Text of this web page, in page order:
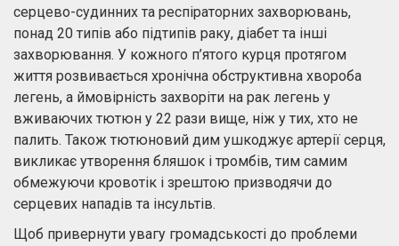
серцево-судинних та респіраторних захворювань,
понад 20 типів або підтипів раку, діабет та інші
захворювання. У кожного п’ятого курця протягом
життя розвивається хронічна обструктивна хвороба
легень, а ймовірність захворіти на рак легень у
вживаючих тютюн у 22 рази вище, ніж у тих, хто не
палить. Також тютюновий дим ушкоджує артерії серця,
викликає утворення бляшок і тромбів, тим самим
обмежуючи кровотік і зрештою призводячи до
серцевих нападів та інсультів.
Щоб привернути увагу громадськості до проблеми